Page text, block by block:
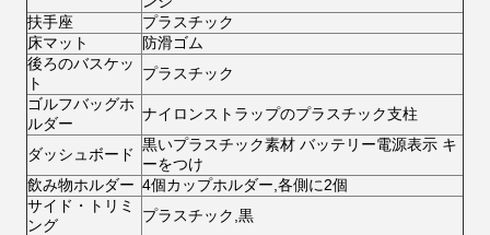
扶手座
プラスチック
床マット
防滑ゴム
後ろのバスケッ
ト
プラスチック
ゴルフバッグホ
ルダー
ナイロンストラップのプラスチック支柱
ダッシュボード
黒いプラスチック素材 バッテリー電源表示 キ
ーをつけ
飲み物ホルダー 4個カップホルダー,各側に2個
サイド・トリミ
ング
プラスチック,黒